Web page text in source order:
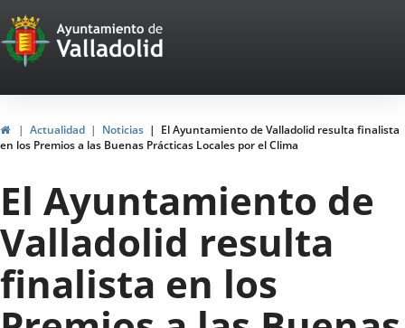
Portal
Web
del
Ayuntamiento
de
Valladolid
HomeActualidad Noticias
El Ayuntamiento de Valladolid resulta finalista
en los Premios a las Buenas Prácticas Locales por el Clima
El Ayuntamiento de
Valladolid resulta
finalista en los